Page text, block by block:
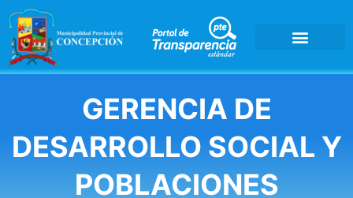
GERENCIA DE
DESARROLLO SOCIAL Y
POBLACIONES